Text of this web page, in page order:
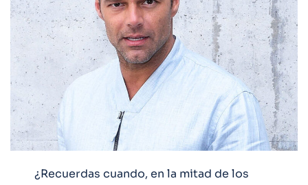
¿Recuerdas cuando, en la mitad de los